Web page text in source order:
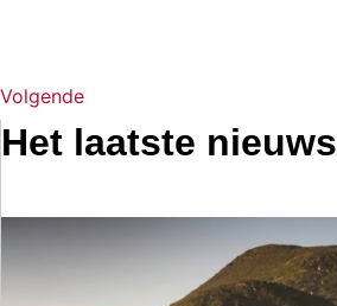
Volgende
Het laatste nieuws